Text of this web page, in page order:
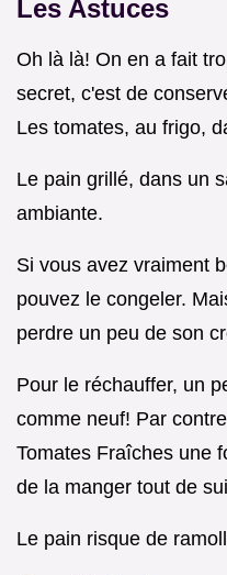
Les Astuces
Oh là là! On en a fait
secret, c'est de
Les tomates, au frigo,
Le pain grillé, dans un
ambiante.
Si vous avez vraiment
pouvez le congeler.
perdre un peu de son
Pour le réchauffer, un
comme neuf! Par
Tomates Fraîches une
de la manger tout de
Le pain risque de